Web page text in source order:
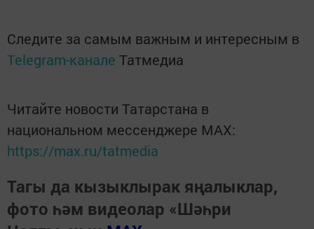
Следите за самым важным и интересным в
Telegram-канале Татмедиа
Читайте новости Татарстана в
национальном мессенджере MАХ:
https://max.ru/tatmedia
Тагы да кызыклырак яңалыклар,
фото һәм видеолар «Шәһри